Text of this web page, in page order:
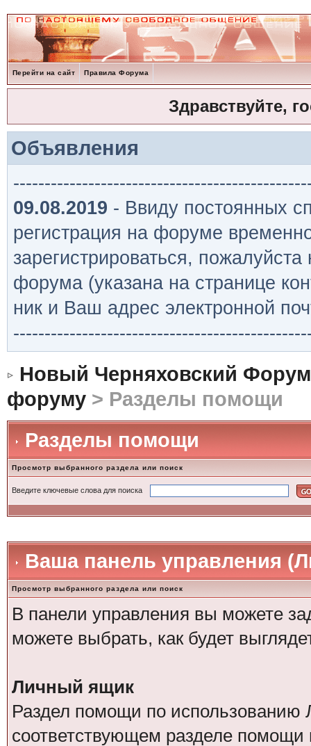
Перейти на сайт Правила Форума
Здравствуйте,
Объявления
09.08.2019 - Ввиду постоянных
регистрация на форуме
зарегистрироваться,
форума (указана на странице
ник и Ваш адрес электронной
Новый Черняховский Форум
форуму> Разделы помощи
Разделы помощи
Просмотр выбранного раздела или поиск
Введите ключевые слова для поиска
Ваша панель управления
Просмотр выбранного раздела или поиск
В панели управления вы можете
можете выбрать, как будет
Личный ящик
Раздел помощи по использованию
соответствующем разделе